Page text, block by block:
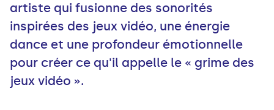
artiste qui fusionne des sonorités
inspirées des jeux vidéo, une énergie
dance et une profondeur émotionnelle
pour créer ce qu'il appelle le « grime des
jeux vidéo ».